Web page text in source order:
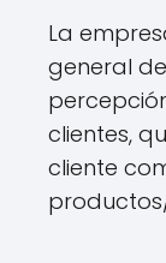
La
general
clientes,
cliente